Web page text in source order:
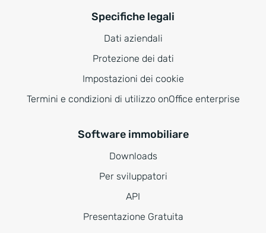
Specifiche legali
Dati aziendali
Protezione dei dati
Impostazioni dei cookie
Termini e condizioni di utilizzo onOffice enterprise
Software immobiliare
Downloads
Per sviluppatori
API
Presentazione Gratuita